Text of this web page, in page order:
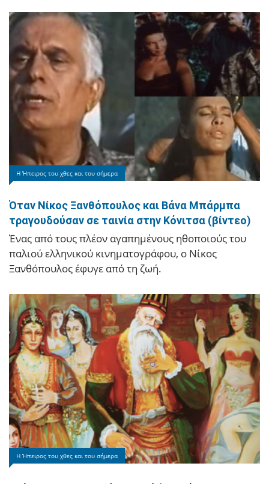
Ιωάννινα
Συλλυπητήρια του Δήμου Ιωαννιτών για την
απώλεια του Λάκη Χαλκιά
Ο Δήμος Ιωαννιτών εκφράζει τη βαθιά του θλίψη για
την απώλεια του σπουδαίου Γιαννιώτη ερμηνευτή
Η Ήπειρος του χθες και του σήμερα
Όταν Νίκος Ξανθόπουλος και Βάνα Μπάρμπα
τραγουδούσαν σε ταινία στην Κόνιτσα (βίντεο)
Ένας από τους πλέον αγαπημένους ηθοποιούς του
παλιού ελληνικού κινηματογράφου, ο Νίκος
Ξανθόπουλος έφυγε από τη ζωή.
Η Ήπειρος του χθες και του σήμερα